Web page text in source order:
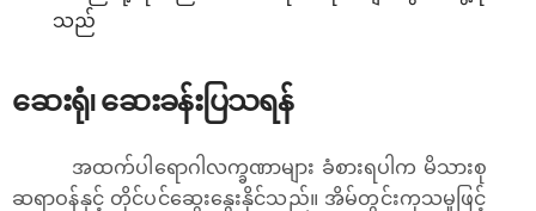
သည်
ဆေးရုံ၊ ဆေးခန်းပြသရန်
အထက်ပါရောဂါလက္ခဏာများ ခံစားရပါက မိသားစု
ဆရာဝန်နှင့် တိုင်ပင်ဆွေးနွေးနိုင်သည်။ အိမ်တွင်းကုသမှုဖြင့်